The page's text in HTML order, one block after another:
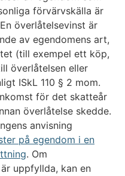
förvärvskälla är
överlåtelsevinst är
av egendomens art,
(till exempel ett köp,
överlåtelsen eller
ISkL 110 § 2 mom.
för det skatteår
överlåtelse skedde.
anvisning
på egendom i en
. Om
uppfyllda, kan en